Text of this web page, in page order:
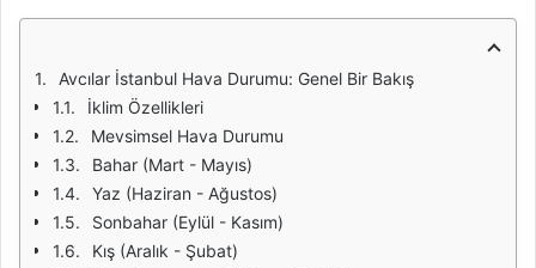
Avcılar İstanbul Hava Durumu: Genel Bir Bakış
İklim Özellikleri
Mevsimsel Hava Durumu
Bahar (Mart - Mayıs)
Yaz (Haziran - Ağustos)
Sonbahar (Eylül - Kasım)
Kış (Aralık - Şubat)